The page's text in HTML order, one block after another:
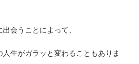
会うことによって、
生がガラッと変わることもありま